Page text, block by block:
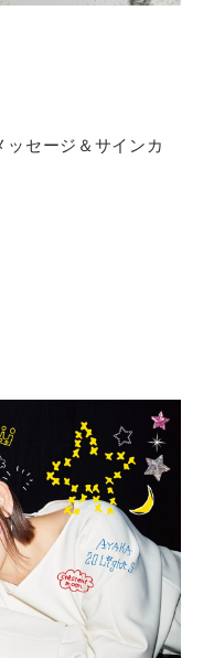
セージ＆サインカ